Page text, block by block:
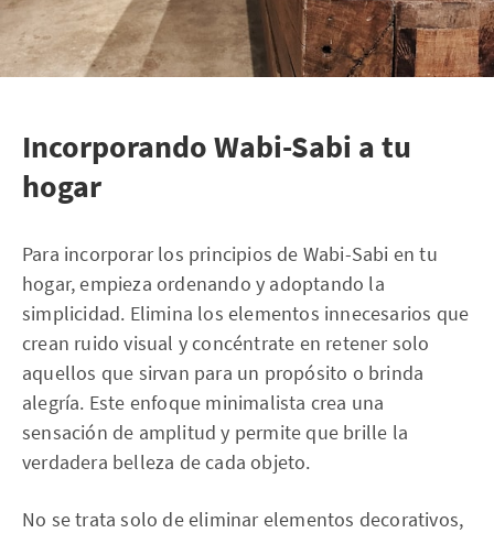
Incorporando Wabi-Sabi a tu
hogar
Para incorporar los principios de Wabi-Sabi en tu
hogar, empieza ordenando y adoptando la
simplicidad. Elimina los elementos innecesarios que
crean ruido visual y concéntrate en retener solo
aquellos que sirvan para un propósito o brinda
alegría. Este enfoque minimalista crea una
sensación de amplitud y permite que brille la
verdadera belleza de cada objeto.
No se trata solo de eliminar elementos decorativos,